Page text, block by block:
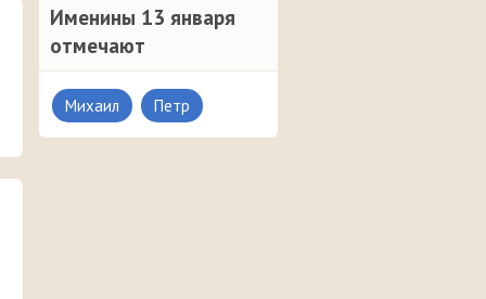
Именины 13 января
отмечают
Михаил Петр